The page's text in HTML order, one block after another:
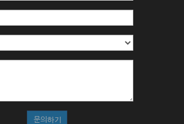
전 승낙 없이 전재, 변조, 복사하여 이용하
제반 사항을 위반하며 신청하는 경우
용 및 중지)
및 고장, 기술적인 이유, 국가비상사태, 정
회사는 사전 공지나 예고 없이 서비스의 전